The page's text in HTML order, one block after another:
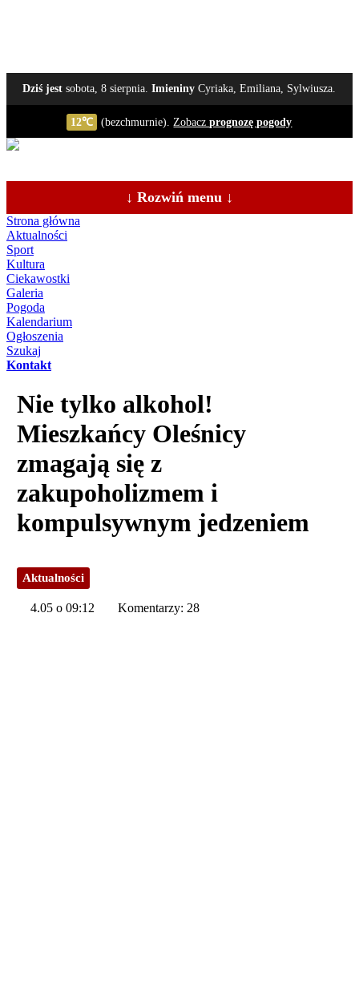
Dziś jest sobota, 8 sierpnia.Imieniny Cyriaka, Emiliana, Sylwiusza.
12℃ (bezchmurnie).Zobaczprognozę pogody
↓ Rozwiń menu ↓
Strona główna
Aktualności
Sport
Kultura
Ciekawostki
Galeria
Pogoda
Kalendarium
Ogłoszenia
Szukaj
Kontakt
Nie tylko alkohol!
Mieszkańcy Oleśnicy
zmagają się z
zakupoholizmem i
kompulsywnym jedzeniem
Aktualności
4.05 o 09:12 Komentarzy: 28